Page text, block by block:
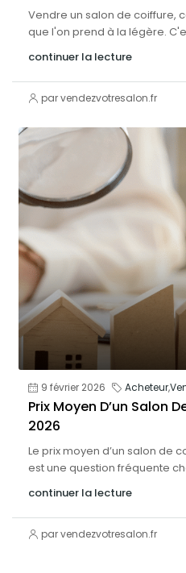
Vendre un salon de coiffure,
que l'on prend à la légère.
continuer la lecture
par vendezvotresalon.fr
9 février 2026 Acheteur,
Prix Moyen D’un Salon
2026
Le prix moyen d’un salon de
est une question fréquente
continuer la lecture
par vendezvotresalon.fr